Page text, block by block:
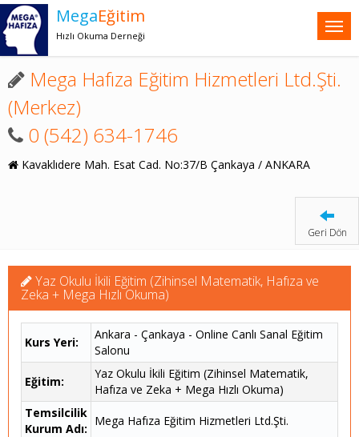
MegaEğitim
Hızlı Okuma Derneği
Mega Hafıza Eğitim Hizmetleri Ltd.Şti.
(Merkez)
0 (542) 634-1746
Kavaklıdere Mah. Esat Cad. No:37/B Çankaya / ANKARA
Geri Dön
Yaz Okulu İkili Eğitim (Zihinsel Matematik, Hafıza ve
Zeka + Mega Hızlı Okuma)
Kurs Yeri:
Ankara - Çankaya - Online Canlı Sanal Eğitim
Salonu
Eğitim:
Yaz Okulu İkili Eğitim (Zihinsel Matematik,
Hafıza ve Zeka + Mega Hızlı Okuma)
Temsilcilik
Kurum Adı:
Mega Hafıza Eğitim Hizmetleri Ltd.Şti.